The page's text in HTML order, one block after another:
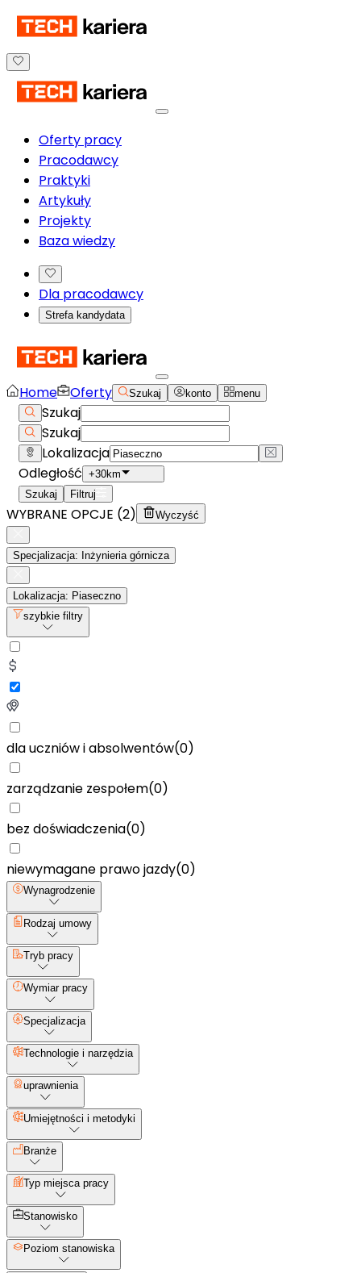
Oferty pracy
Pracodawcy
Praktyki
Artykuły
Projekty
Baza wiedzy
Dla pracodawcy
Strefa kandydata
Home Oferty Szukaj konto menu
Szukaj
Szukaj
Lokalizacja
Odległość +30km
Szukaj
Filtruj
WYBRANE OPCJE (2) Wyczyść
Specjalizacja: Inżynieria górnicza
Lokalizacja: Piaseczno
szybkie filtry
dla uczniów i absolwentów(0)
zarządzanie zespołem(0)
bez doświadczenia(0)
niewymagane prawo jazdy(0)
Wynagrodzenie
Rodzaj umowy
Tryb pracy
Wymiar pracy
Specjalizacja
Technologie i narzędzia
uprawnienia
Umiejętności i metodyki
Branże
Typ miejsca pracy
Stanowisko
Poziom stanowiska